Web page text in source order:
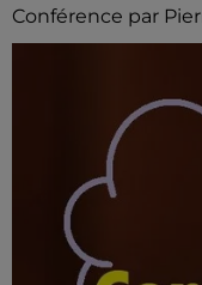
Conférence par